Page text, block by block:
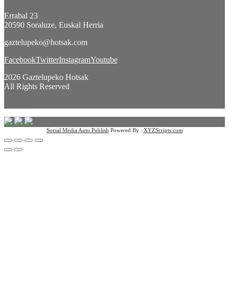
Errabal 23
20590 Soraluze, Euskal Herria
gaztelupeko@hotsak.com
FacebookTwitterInstagramYoutube
2026 Gaztelupeko Hotsak
All Rights Reserved
Social Media Auto Publish Powered By : XYZScripts.com